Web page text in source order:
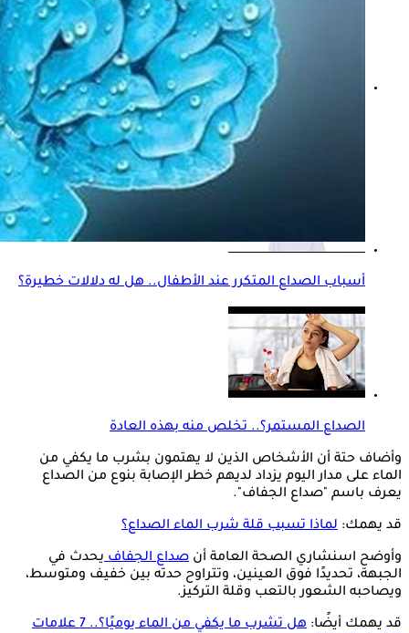
قلة شرب الماء.. هل يسبب الإصابة بـ تليف الكلى؟ طبيب
أسباب الصداع المتكرر عند الأطفال.. هل له دلالات خطيرة؟
الصداع المستمر؟.. تخلص منه بهذه العادة
وأضاف حتة أن الأشخاص الذين لا يهتمون بشرب ما يكفي من
الماء على مدار اليوم يزداد لديهم خطر الإصابة بنوع من الصداع
يعرف باسم "صداع الجفاف".
قد يهمك: لماذا تسبب قلة شرب الماء الصداع؟
وأوضح اسنشاري الصحة العامة أن صداع الجفافيحدث في
الجبهة، تحديدًا فوق العينين، وتتراوح حدته بين خفيف ومتوسط،
ويصاحبه الشعور بالتعب وقلة التركيز.
قد يهمك أيضًا:
هل تشرب ما يكفي من الماء يوميًا؟.. 7 علامات